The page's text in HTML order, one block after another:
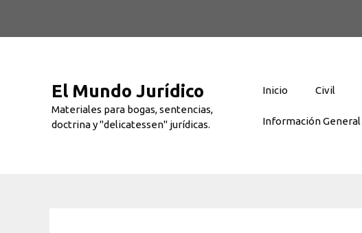
El Mundo Jurídico
Materiales para bogas, sentencias,
doctrina y "delicatessen" jurídicas.
Inicio Civil
Información General